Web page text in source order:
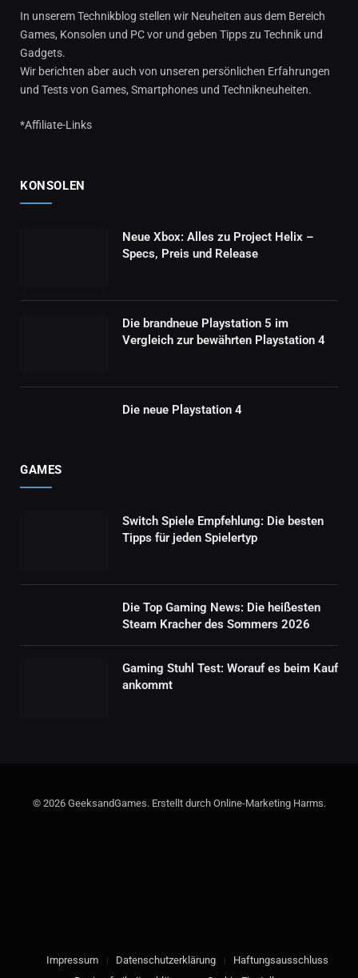
In unserem Technikblog stellen wir Neuheiten aus dem Bereich
Games, Konsolen und PC vor und geben Tipps zu Technik und
Gadgets.
Wir berichten aber auch von unseren persönlichen Erfahrungen
und Tests von Games, Smartphones und Technikneuheiten.
*Affiliate-Links
KONSOLEN
Neue Xbox: Alles zu Project Helix –
Specs, Preis und Release
Die brandneue Playstation 5 im
Vergleich zur bewährten Playstation 4
Die neue Playstation 4
GAMES
Switch Spiele Empfehlung: Die besten
Tipps für jeden Spielertyp
Die Top Gaming News: Die heißesten
Steam Kracher des Sommers 2026
Gaming Stuhl Test: Worauf es beim Kauf
ankommt
© 2026 GeeksandGames. Erstellt durch Online-Marketing Harms.
Impressum Datenschutzerklärung
Haftungsausschluss